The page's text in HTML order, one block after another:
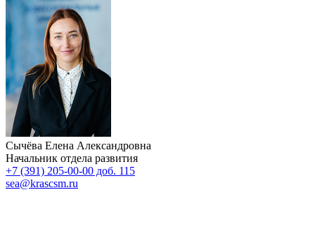
Сычёва Елена Александровна
Начальник отдела развития
+7 (391) 205-00-00 доб. 115
sea@krascsm.ru